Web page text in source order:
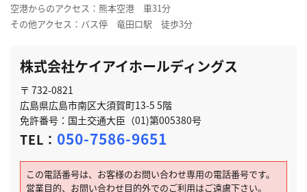
空港からのアクセス：熊本空港 車31分
その他アクセス：バス停 竜田口駅 徒歩3分
株式会社ケイアイホールディングス
〒 732-0821
広島県広島市南区大須賀町13-5 5階
免許番号：国土交通大臣（01)第005380号
TEL： 050-7586-9651
この電話番号は、お客様のお問い合わせ専用の電話番号です。
営業目的、お問い合わせ目的外でのご利用はご遠慮下さい。